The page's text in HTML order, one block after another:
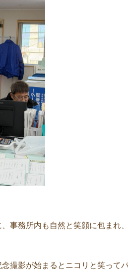
事務所内も自然と笑顔に包まれ
撮影が始まるとニコリと笑って